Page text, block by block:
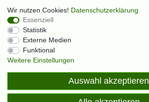
alle Seiten per SSL verschlüsselt
Wir nutzen Cookies! Daten­schutz­erklärung
Essenziell
Statistik
Externe Medien
Funktional
Weitere Einstellungen
Auswahl akzeptieren